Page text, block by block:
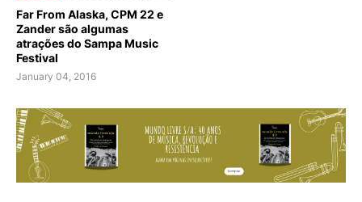
Far From Alaska, CPM 22 e
Zander são algumas
atrações do Sampa Music
Festival
January 04, 2016